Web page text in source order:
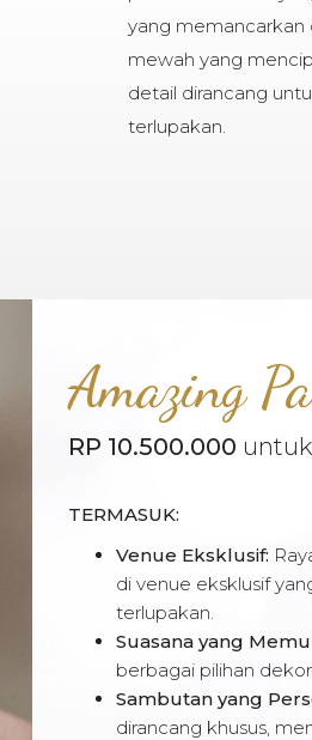
yang memancarkan
mewah yang
detail dirancang
terlupakan.
Amazing
RP 10.500.000
TERMASUK:
Venue Eksklusif:
di venue eksklusif
terlupakan.
Suasana yang
berbagai pilihan
Sambutan yang
dirancang khusus,